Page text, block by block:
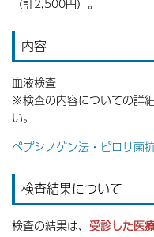
内容
血液検査
※検査の内容についての詳
い。
ペプシノゲン法・ピロリ菌
検査結果について
検査の結果は、 受診した医